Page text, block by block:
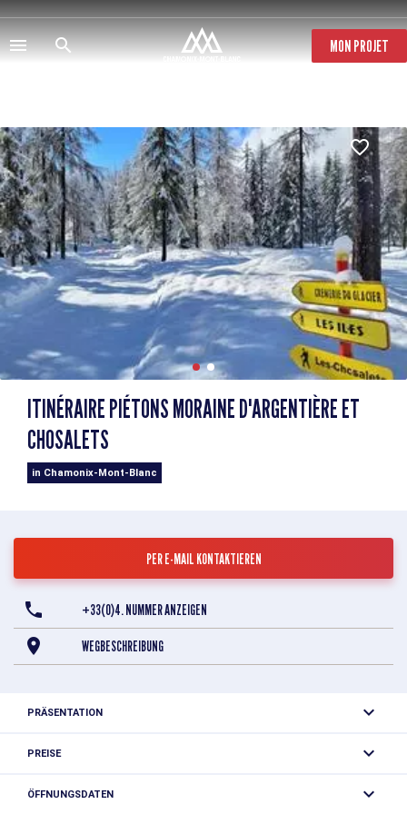
Direkt
zum
Inhalt
MON PROJET
ITINÉRAIRE PIÉTONS MORAINE D'ARGENTIÈRE ET
CHOSALETS
in Chamonix-Mont-Blanc
PER E-MAIL KONTAKTIEREN
+33(0)4. NUMMER ANZEIGEN
WEGBESCHREIBUNG
PRÄSENTATION
Präparierte Wanderroute entlang der Langlaufloipen
Schwierigkeitsgrad Leicht (im Tal)
PREISE
ÖFFNUNGSDATEN